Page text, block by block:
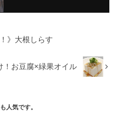
》大根しらす
！お豆腐×緑果オイル
人気です。